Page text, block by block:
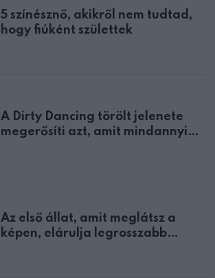
5 színésznő, akikről nem tudtad,
hogy fiúként születtek
A Dirty Dancing törölt jelenete
megerősíti azt, amit mindannyian
Az első állat, amit meglátsz a
képen, elárulja legrosszabb